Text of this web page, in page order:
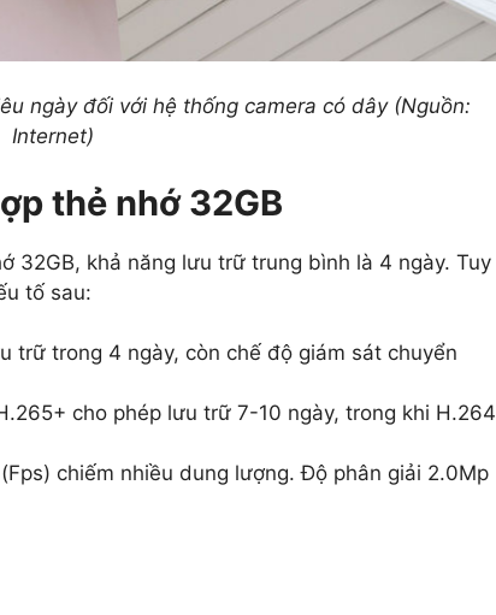
ngày đối với hệ thống camera có dây (Nguồn:
Internet)
thẻ nhớ 32GB
32GB, khả năng lưu trữ trung bình là 4 ngày. Tuy
tố sau:
trữ trong 4 ngày, còn chế độ giám sát chuyển
cho phép lưu trữ 7-10 ngày, trong khi H.264
chiếm nhiều dung lượng. Độ phân giải 2.0Mp